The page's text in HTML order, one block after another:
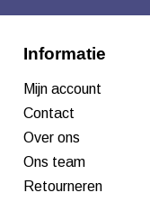
Informatie
Mijn account
Contact
Over ons
Ons team
Retourneren